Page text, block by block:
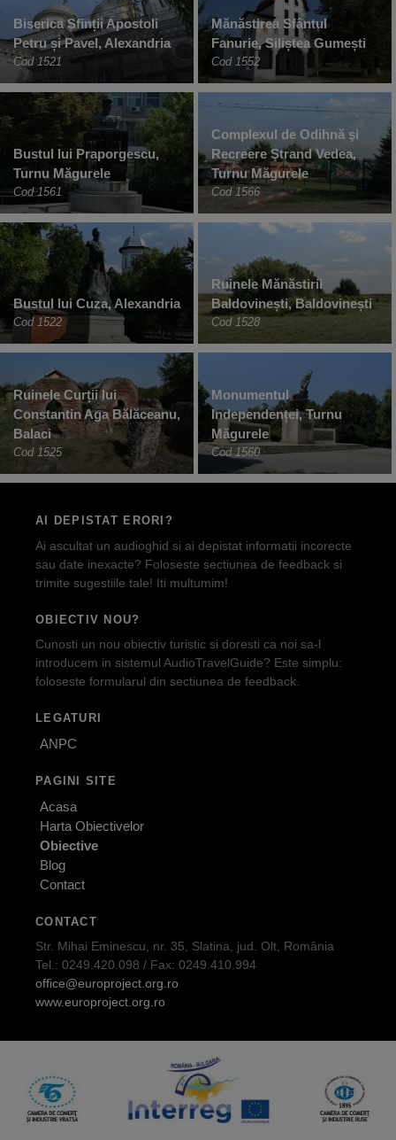
Biserica Sfinții Apostoli
Petru și Pavel, Alexandria
Cod 1521
Mănăstirea Sfântul
Fanurie, Siliștea Gumești
Cod 1552
Bustul lui Praporgescu,
Turnu Măgurele
Cod 1561
Complexul de Odihnă şi
Recreere Ştrand Vedea,
Turnu Măgurele
Cod 1566
Bustul lui Cuza, Alexandria
Cod 1522
Ruinele Mănăstirii
Baldovinești, Baldovinești
Cod 1528
Ruinele Curții lui
Constantin Aga Bălăceanu,
Balaci
Cod 1525
Monumentul
Independenței, Turnu
Măgurele
Cod 1560
AI DEPISTAT ERORI?
Ai ascultat un audioghid si ai depistat informatii incorecte
sau date inexacte? Foloseste sectiunea de feedback si
trimite sugestiile tale! Iti multumim!
OBIECTIV NOU?
Cunosti un nou obiectiv turistic si doresti ca noi sa-l
introducem in sistemul AudioTravelGuide? Este simplu:
foloseste formularul din sectiunea de feedback.
LEGATURI
ANPC
PAGINI SITE
Acasa
Harta Obiectivelor
Obiective
Blog
Contact
CONTACT
Str. Mihai Eminescu, nr. 35, Slatina, jud. Olt, România
Tel.: 0249.420.098 / Fax: 0249.410.994
office@europroject.org.ro
www.europroject.org.ro